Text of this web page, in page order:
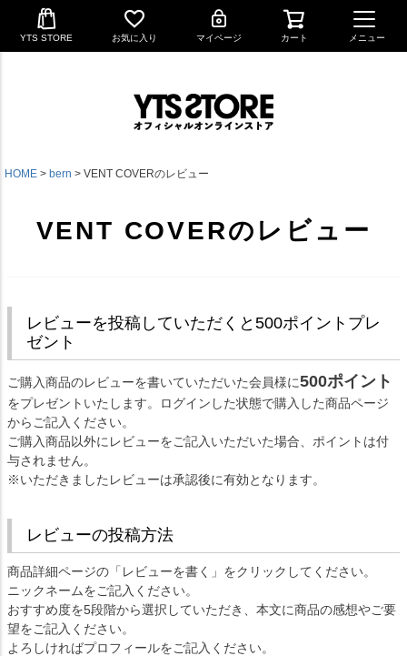
YTS STORE お気に入り マイページ カート メニュー
HOME bern VENT COVERのレビュー
VENT COVERのレビュー
レビューを投稿していただくと500ポイントプレ
ゼント
ご購入商品のレビューを書いていただいた会員様に500ポイント
をプレゼントいたします。ログインした状態で購入した商品ページ
からご記入ください。
ご購入商品以外にレビューをご記入いただいた場合、ポイントは付
与されません。
※いただきましたレビューは承認後に有効となります。
レビューの投稿方法
商品詳細ページの「レビューを書く」をクリックしてください。
ニックネームをご記入ください。
おすすめ度を5段階から選択していただき、本文に商品の感想やご要
望をご記入ください。
よろしければプロフィールをご記入ください。